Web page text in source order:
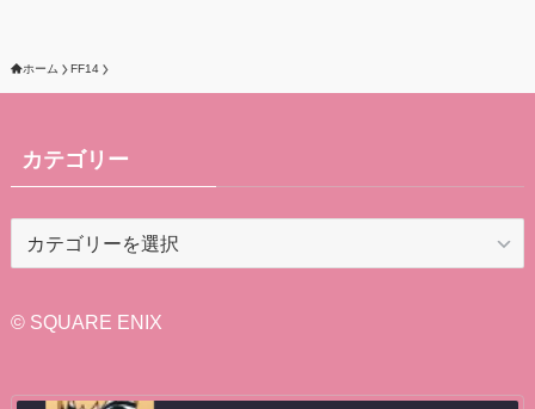
ホーム FF14
カテゴリー
リ
© SQUARE ENIX